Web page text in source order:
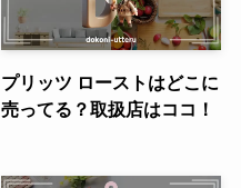
プリッツ ローストはどこに
売ってる？取扱店はココ！